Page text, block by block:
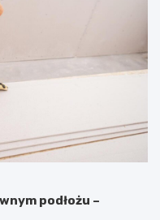
podłożu –